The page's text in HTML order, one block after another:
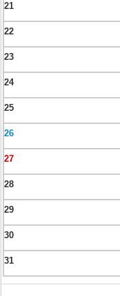
21
22
23
24
25
26
27
28
29
30
31